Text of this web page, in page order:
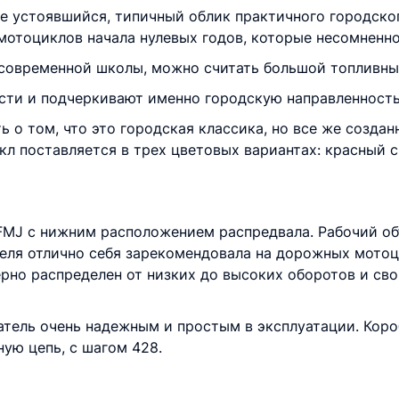
устоявшийся, типичный облик практичного
начала нулевых годов, которые
школы, можно считать большой
и подчеркивают именно городскую
том, что это городская классика, но все же
поставляется в трех цветовых вариантах:
с нижним расположением распредвала. Рабочий
отлично себя зарекомендовала на дорожных
распределен от низких до высоких оборотов и
очень надежным и простым в эксплуатации.
цепь, с шагом 428.